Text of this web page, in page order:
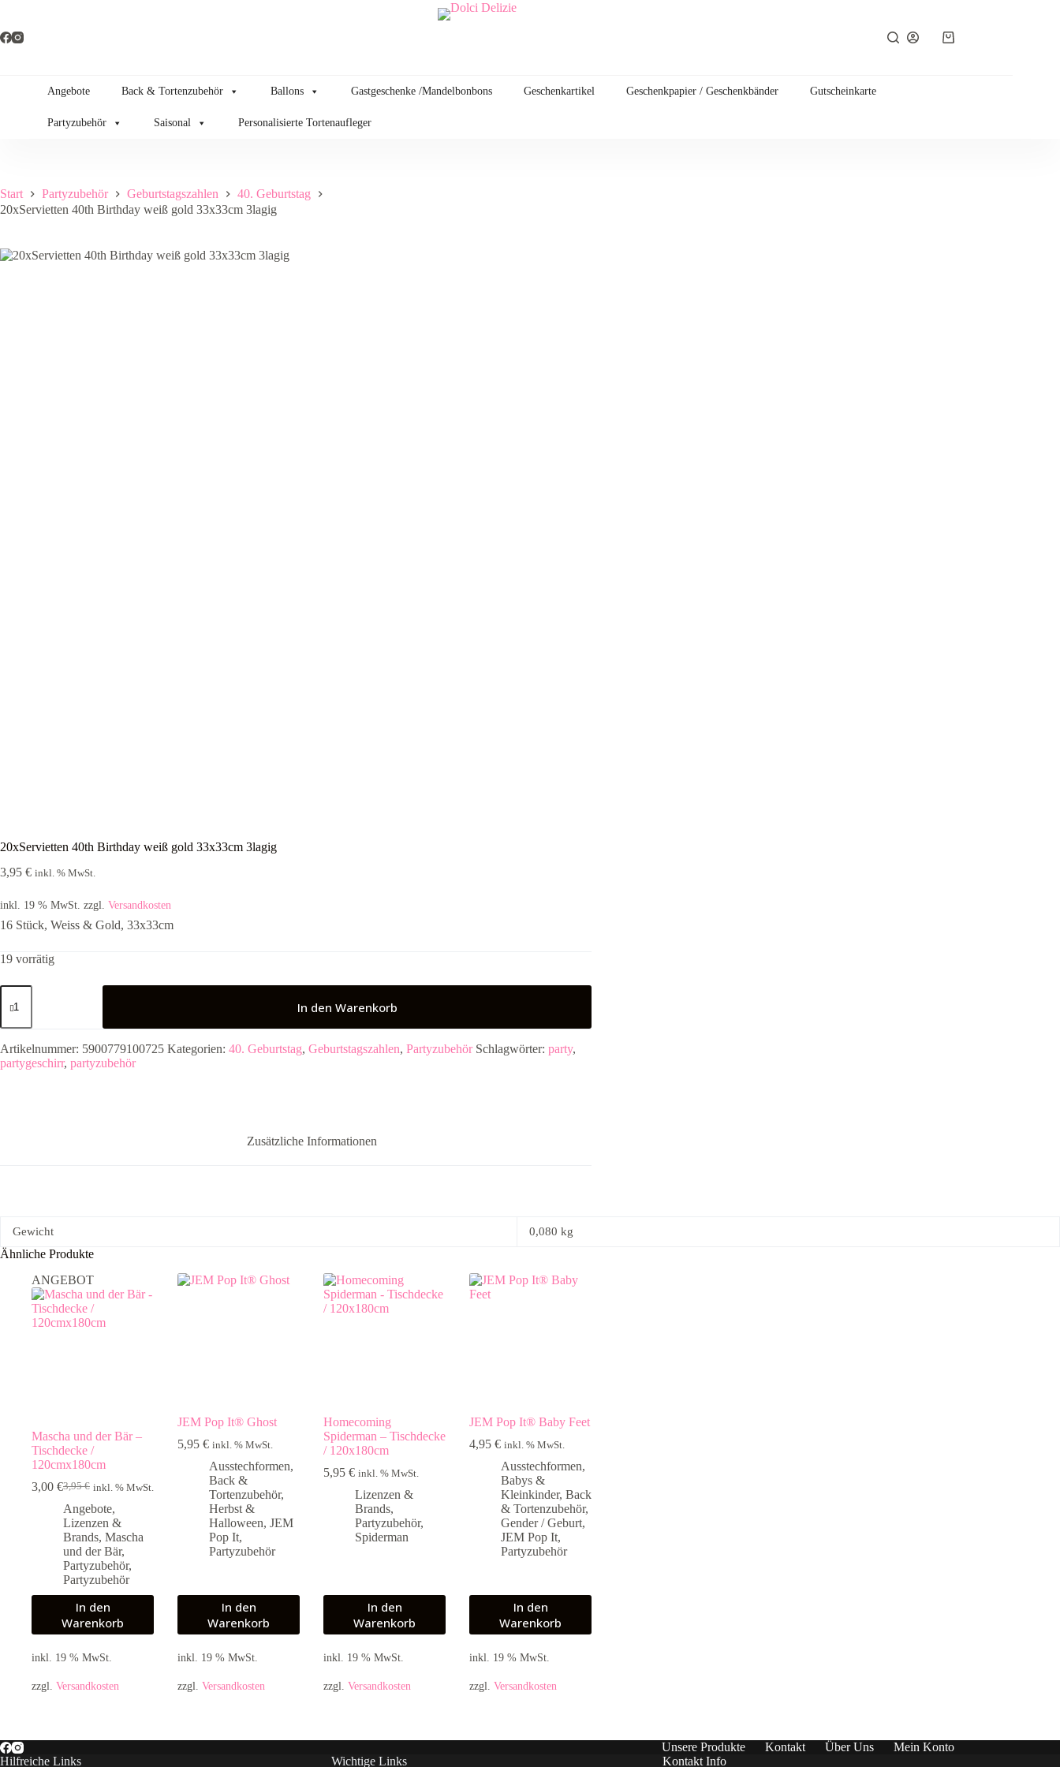
springen
Warenkorb
Angebote Back & Tortenzubehör Ballons Gastgeschenke /Mandelbonbons Geschenkartikel Geschenkpapier / Geschenkbänder Gutscheinkarte
Partyzubehör Saisonal Personalisierte Tortenaufleger
Start Partyzubehör Geburtstagszahlen
40. Geburtstag
20xServietten 40th Birthday weiß gold 33x33cm 3lagig
20xServietten 40th Birthday weiß gold 33x33cm 3lagig
3,95 € inkl. % MwSt.
inkl. 19 % MwSt. zzgl. Versandkosten
16 Stück, Weiss & Gold, 33x33cm
19 vorrätig
20xServietten
40th
weiß
gold
33x33cm
3lagig
In den Warenkorb
Artikelnummer: 5900779100725 Kategorien: 40. Geburtstag, Geburtstagszahlen, Partyzubehör Schlagwörter: party,
partygeschirr, partyzubehör
Zusätzliche Informationen
Gewicht 0,080 kg
Ähnliche Produkte
ANGEBOT
Mascha und der Bär –
Tischdecke /
120cmx180cm
3,95€
Ursprünglicher
Preis
war:
3,95 €
3,00 €Aktueller
Preis
ist:
3,00 €.
inkl. % MwSt.
Angebote,
Lizenzen &
Brands, Mascha
und der Bär,
Partyzubehör,
Partyzubehör
In den
Warenkorb
inkl. 19 % MwSt.
zzgl. Versandkosten
JEM Pop It® Ghost
5,95 € inkl. % MwSt.
Ausstechformen,
Back &
Tortenzubehör,
Herbst &
Halloween, JEM
Pop It,
Partyzubehör
In den
Warenkorb
inkl. 19 % MwSt.
zzgl. Versandkosten
Homecoming
Spiderman – Tischdecke
/ 120x180cm
5,95 € inkl. % MwSt.
Lizenzen &
Brands,
Partyzubehör,
Spiderman
In den
Warenkorb
inkl. 19 % MwSt.
zzgl. Versandkosten
JEM Pop It® Baby Feet
4,95 € inkl. % MwSt.
Ausstechformen,
Babys &
Kleinkinder, Back
& Tortenzubehör,
Gender / Geburt,
JEM Pop It,
Partyzubehör
In den
Warenkorb
inkl. 19 % MwSt.
zzgl. Versandkosten
Unsere Produkte Kontakt Über Uns
Mein Konto
Hilfreiche Links
Wichtige Links Kontakt Info